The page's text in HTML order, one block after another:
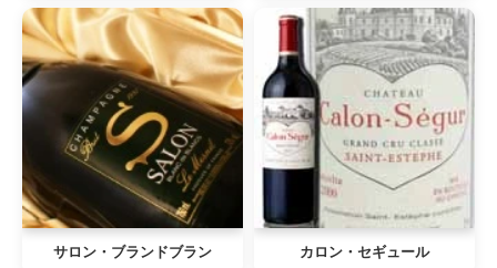
サロン・ブランドブラン カロン・セギュール